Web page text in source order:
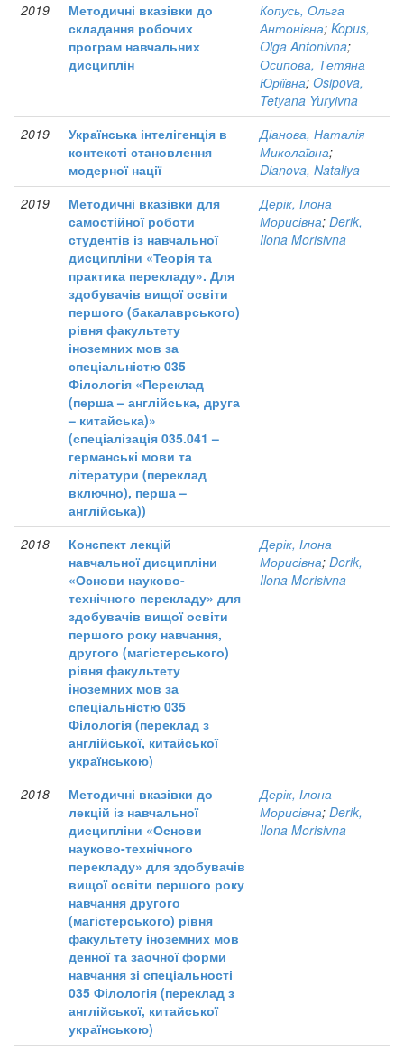
2019
Методичні вказівки до
складання робочих
програм навчальних
дисциплін
Копусь, Ольга
Антонівна; Kopus,
Olga Antonivna;
Осипова, Тетяна
Юріївна; Osipova,
Tetyana Yuryivna
2019
Українська інтелігенція в
контексті становлення
модерної нації
Діанова, Наталія
Миколаївна;
Dianova, Nataliya
2019
Методичні вказівки для
самостійної роботи
студентів із навчальної
дисципліни «Теорія та
практика перекладу». Для
здобувачів вищої освіти
першого (бакалаврського)
рівня факультету
іноземних мов за
спеціальністю 035
Філологія «Переклад
(перша – англійська, друга
– китайська)»
(спеціалізація 035.041 –
германські мови та
літератури (переклад
включно), перша –
англійська))
Дерік, Ілона
Морисівна; Derik,
Ilona Morisivna
2018
Конспект лекцій
навчальної дисципліни
«Основи науково-
технічного перекладу» для
здобувачів вищої освіти
першого року навчання,
другого (магістерського)
рівня факультету
іноземних мов за
спеціальністю 035
Філологія (переклад з
англійської, китайської
українською)
Дерік, Ілона
Морисівна; Derik,
Ilona Morisivna
2018
Методичні вказівки до
лекцій із навчальної
дисципліни «Основи
науково-технічного
перекладу» для здобувачів
вищої освіти першого року
навчання другого
(магістерського) рівня
факультету іноземних мов
денної та заочної форми
навчання зі спеціальності
035 Філологія (переклад з
англійської, китайської
українською)
Дерік, Ілона
Морисівна; Derik,
Ilona Morisivna